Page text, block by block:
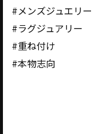
#メンズジュエリー
#ラグジュアリー
#重ね付け
#本物志向